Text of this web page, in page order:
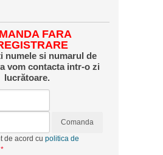
FARA
numele si numarul de
vom contacta intr-o zi
lucrătoare.
Comanda
de acord cu politica de